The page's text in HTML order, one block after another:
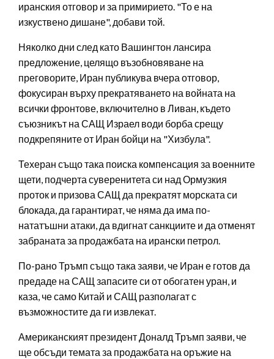
иранския отговор и за примирието. "То е на
изкуствено дишане", добави той.
Няколко дни след като Вашингтон лансира
предложение, целящо възобновяване на
преговорите, Иран публикува вчера отговор,
фокусиран върху прекратяването на войната на
всички фронтове, включително в Ливан, където
съюзникът на САЩ Израел води борба срещу
подкрепяните от Иран бойци на "Хизбула".
Техеран също така поиска компенсация за военните
щети, подчерта суверенитета си над Ормузкия
проток и призова САЩ да прекратят морската си
блокада, да гарантират, че няма да има по-
нататъшни атаки, да вдигнат санкциите и да отменят
забраната за продажбата на ирански петрол.
По-рано Тръмп също така заяви, че Иран е готов да
предаде на САЩ запасите си от обогатен уран, и
каза, че само Китай и САЩ разполагат с
възможностите да ги извлекат.
Американският президент Доналд Тръмп заяви, че
ще обсъди темата за продажбата на оръжие на